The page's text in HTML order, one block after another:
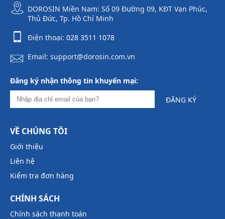
DOROSIN Miền Nam: Số 09 Đường 09, KĐT Vạn Phúc,
Thủ Đức, Tp. Hồ Chí Minh
Điện thoại: 028 3511 1078
Email: support@dorosin.com.vn
Đăng ký nhận thông tin khuyến mại:
ĐĂNG KÝ
VỀ CHÚNG TÔI
Giới thiệu
Liên hệ
Kiểm tra đơn hàng
CHÍNH SÁCH
Chính sách thanh toán